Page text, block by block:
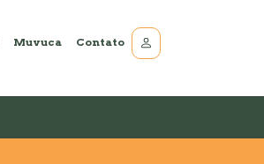
Muvuca Contato